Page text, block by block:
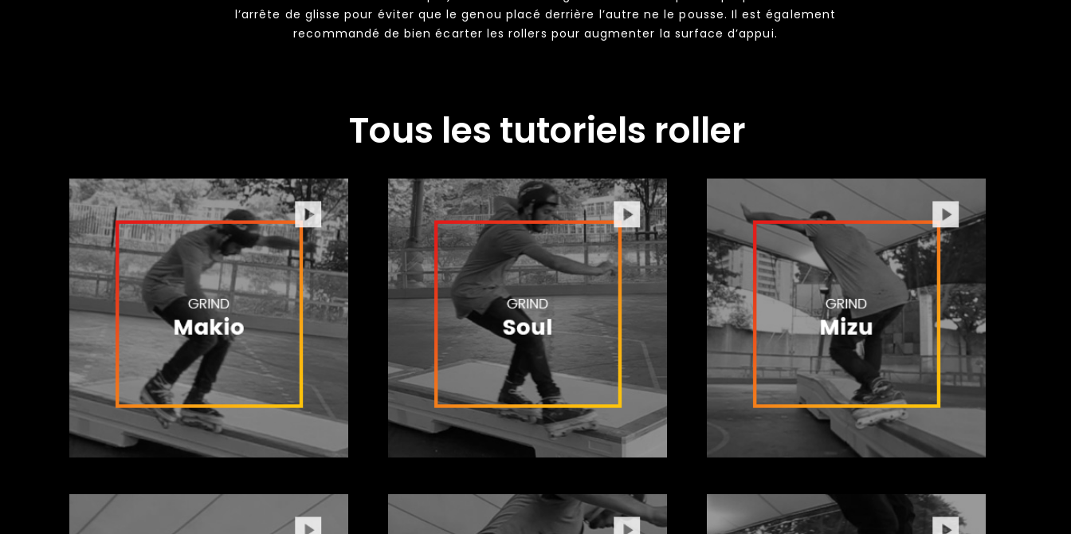
l’arrête de glisse pour éviter que le genou placé derrière l’autre ne le pousse. Il est également
recommandé de bien écarter les rollers pour augmenter la surface d’appui.
Tous les tutoriels roller